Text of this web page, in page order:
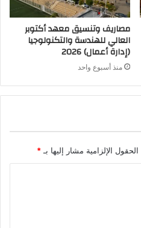
مصاريف وتنسيق معهد أكتوبر
العالي للهندسة والتكنولوجيا
(إدارة أعمال) 2026
منذ أسبوع واحد
الحقول الإلزامية مشار إليها بـ*